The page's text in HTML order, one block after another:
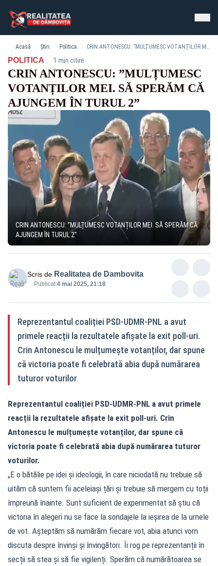
Acasă Știri Politica CRIN ANTONESCU: ”MULȚUMESC VOTANȚILOR MEI. SĂ SPERĂM CĂ AJUNGEM ÎN TURUL 2”
POLITICA· 1 min citire
CRIN ANTONESCU: ”MULȚUMESC
VOTANȚILOR MEI. SĂ SPERĂM CĂ
AJUNGEM ÎN TURUL 2”
CRIN ANTONESCU: ”MULȚUMESC VOTANȚILOR MEI. SĂ SPERĂM CĂ
AJUNGEM ÎN TURUL 2”
Scris de Realitatea de Dambovita
Publicat:4 mai 2025, 21:18
Reprezentantul coaliției PSD-UDMR-PNL a avut
primele reacții la rezultatele afișate la exit poll-uri.
Crin Antonescu le mulțumește votanților, dar spune
că victoria poate fi celebrată abia după numărarea
tuturor voturilor
Reprezentantul coaliției PSD-UDMR-PNL a avut primele
reacții la rezultatele afișate la exit poll-uri. Crin
Antonescu le mulțumește votanților, dar spune că
victoria poate fi celebrată abia după numărarea tuturor
voturilor.
„E o bătălie pe idei și ideologii, în care niciodată nu trebuie să
uităm că suntem fii aceleiași țări și trebuie să mergem cu toții
împreună înainte. Sunt suficient de experimentat să știu că
victoria în alegeri nu se face la sondajele la ieșirea de la urnele
de vot. Așteptăm să numărăm fiecare vot, abia atunci vom
discuta despre învinși și învingători. Îi rog pe reprezentanții în
secții să stea și să fie vigilenți. Sperăm că numărătoarea se